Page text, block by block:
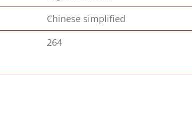
学
生
Chinese simplified
264